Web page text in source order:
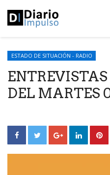
ESTADO DE SITUACIÓN - RADIO
DEL MARTES